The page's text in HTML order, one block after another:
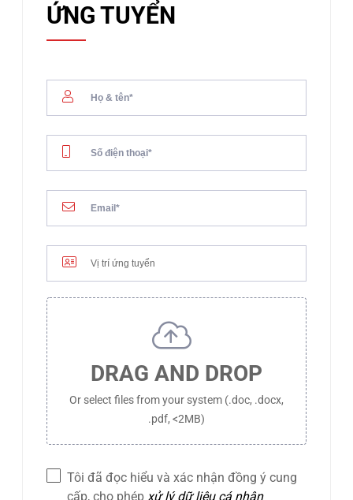
ỨNG TUYỂN
DRAG AND DROP
Or select files from your system (.doc, .docx,
.pdf, <2MB)
Tôi đã đọc hiểu và xác nhận đồng ý cung
cấp, cho phép xử lý dữ liệu cá nhân